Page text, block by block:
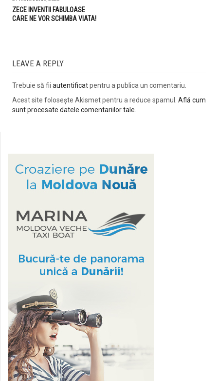
ZECE INVENTII FABULOASE
CARE NE VOR SCHIMBA VIATA!
LEAVE A REPLY
Trebuie să fii autentificatpentru a publica un comentariu.
Acest site folosește Akismet pentru a reduce spamul. Află cum
sunt procesate datele comentariilor tale